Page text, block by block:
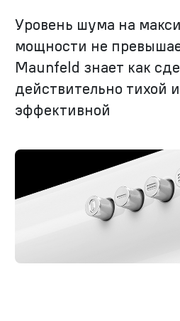
Уровень шума на
мощности не
Maunfeld знает как
действительно тихой
эффективной